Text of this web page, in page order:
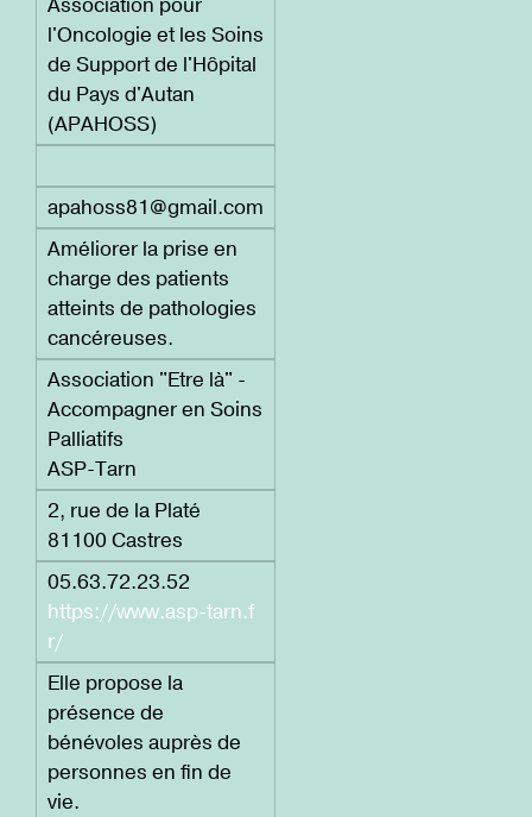
l'Oncologie et les Soins
de Support de l'Hôpital
du Pays d'Autan
(APAHOSS)
apahoss81@gmail.com
Améliorer la prise en
charge des patients
atteints de pathologies
cancéreuses.
Association "Etre là" -
Accompagner en Soins
Palliatifs
ASP-Tarn
2, rue de la Platé
81100 Castres
05.63.72.23.52
https://www.asp-tarn.f
r/
Elle propose la
présence de
bénévoles auprès de
personnes en fin de
vie.